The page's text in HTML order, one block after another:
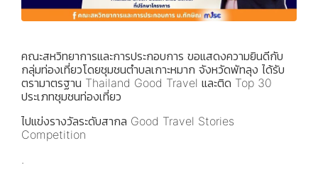
คณะสหวิทยาการและการประกอบการ ขอแสดงความยินดีกับ
กลุ่มท่องเที่ยวโดยชุมชนตำบลเกาะหมาก จังหวัดพัทลุง ได้รับ
ตรามาตรฐาน Thailand Good Travel และติด Top 30
ประเภทชุมชนท่องเที่ยว
ไปแข่งรางวัลระดับสากล Good Travel Stories
Competition
.